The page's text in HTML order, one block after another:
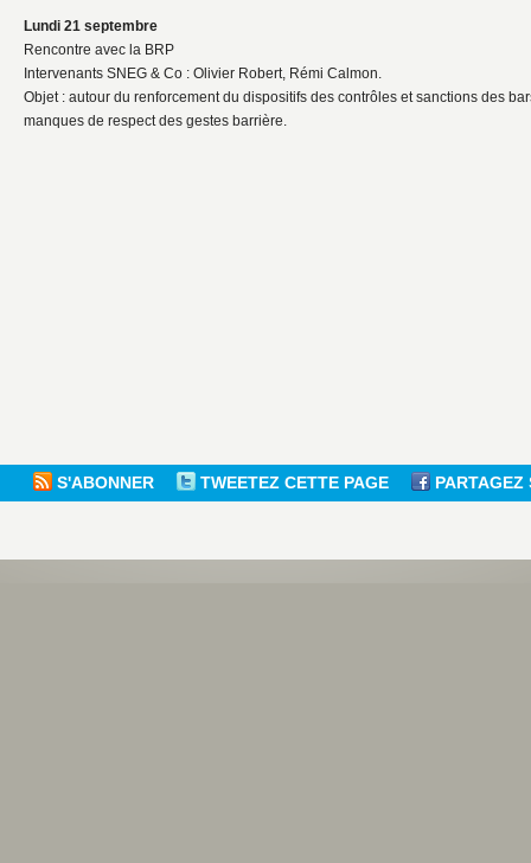
Lundi 21 septembre
Rencontre avec la BRP
Intervenants SNEG & Co : Olivier Robert, Rémi Calmon.
Objet : autour du renforcement du dispositifs des contrôles et sanctions des
manques de respect des gestes barrière.
S'ABONNER TWEETEZ CETTE PAGE PARTAGEZ